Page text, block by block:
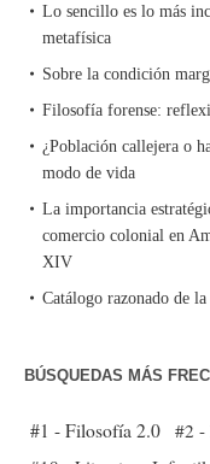
Lo sencillo es lo más
metafísica
Sobre la condición
Filosofía forense:
¿Población callejera o
modo de vida
La importancia
comercio colonial en
XIV
Catálogo razonado de
BÚSQUEDAS MÁS
#1 - Filosofía 2.0 #2 -